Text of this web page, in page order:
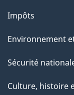
u
r
e
t
Impôts
Environnement
Sécurité
Culture, histoire